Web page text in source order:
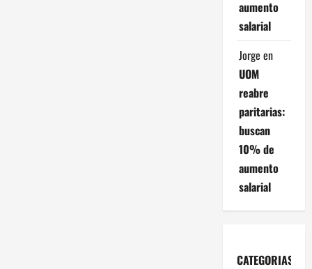
aumento
salarial
Jorge en
UOM
reabre
paritarias:
buscan
10% de
aumento
salarial
CATEGORIAS